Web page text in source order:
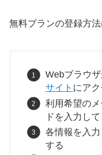
無料プランの登録方法
Webブラウ
サイト にア
利用希望の
ドを入力し
各情報を入
する